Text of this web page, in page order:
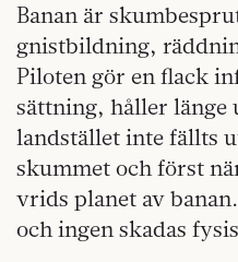
Banan är
gnistbildning,
Piloten gör en flack
sättning, håller länge
landstället inte fällts
skummet och först
vrids planet av
och ingen skadas